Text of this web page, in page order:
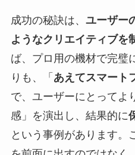
成功の秘訣は、 ユーザー
ようなクリエイティブを
ば、プロ用の機材で完璧
りも、「 あえてスマート
で、ユーザーにとってよ
感」を演出し、結果的に
という事例があります。